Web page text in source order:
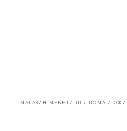
МАГАЗИН